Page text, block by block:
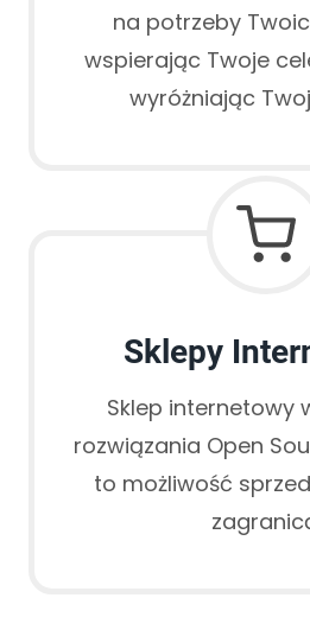
na potrzeby
wspierając Twoje
wyróżniając
Sklepy
Sklep internetowy
rozwiązania Open
to możliwość